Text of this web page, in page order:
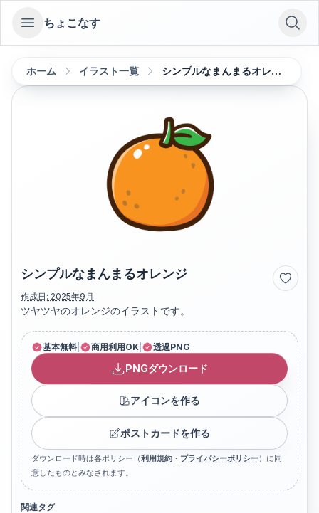
Open sidebar
ちょこなす
ホーム イラスト一覧 シンプルなまんまるオレンジ
シンプルなまんまるオレンジ
作成日: 2025年9月
ツヤツヤのオレンジのイラストです。
基本無料 商用利用OK 透過PNG
PNGダウンロード
アイコンを作る
ポストカードを作る
ダウンロード時は各ポリシー（利用規約 ・ プライバシーポリシー）に同
意したものとみなされます。
関連タグ